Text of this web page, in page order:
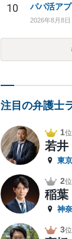
10 パパ活ア
2026年8月8日
注目の弁護士
1位
若井
東
2位
稲葉
神
3位